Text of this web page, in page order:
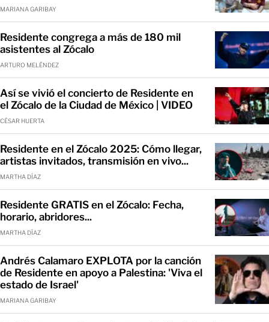
MARIANA GARIBAY
Residente congrega a más de 180 mil
asistentes al Zócalo
ARTURO MELÉNDEZ
Así se vivió el concierto de Residente en
el Zócalo de la Ciudad de México | VIDEO
CÉSAR HUERTA
Residente en el Zócalo 2025: Cómo llegar,
artistas invitados, transmisión en vivo...
MARTHA DÍAZ
Residente GRATIS en el Zócalo: Fecha,
horario, abridores...
MARTHA DÍAZ
Andrés Calamaro EXPLOTA por la canción
de Residente en apoyo a Palestina: 'Viva el
estado de Israel'
MARIANA GARIBAY